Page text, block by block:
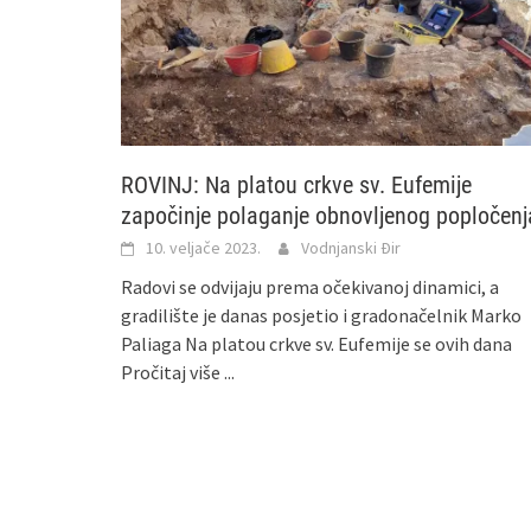
ROVINJ: Na platou crkve sv. Eufemije
započinje polaganje obnovljenog
10. veljače 2023. Vodnjanski Đir
Radovi se odvijaju prema očekivanoj dinamici, a
gradilište je danas posjetio i gradonačelnik Marko
Paliaga Na platou crkve sv. Eufemije se ovih dana
Pročitaj više ...